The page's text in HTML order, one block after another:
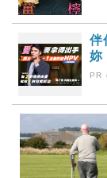
伴
妳
PR